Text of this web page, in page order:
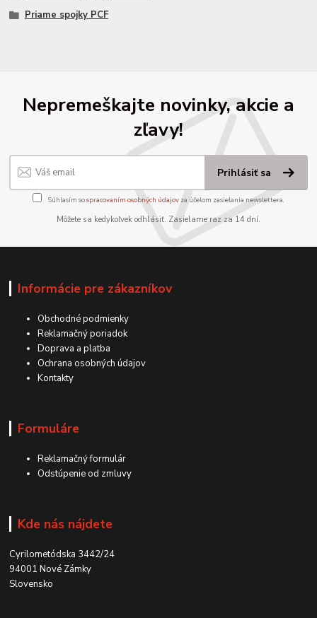
Priame spojky PCF
Nepremeškajte novinky, akcie a
zľavy!
Prihlásiť sa
Súhlasím sospracovaním osobných údajov za účelom zasielania newslettera.
Môžete sa kedykoľvek odhlásiť. Zasielame raz za 14 dní.
Informácie pre zákazníkov
Obchodné podmienky
Reklamačný poriadok
Doprava a platba
Ochrana osobných údajov
Kontakty
Formuláre
Reklamačný formulár
Odstúpenie od zmluvy
Kde nás nájdete
Cyrilometódska 3442/24
94001 Nové Zámky
Slovensko